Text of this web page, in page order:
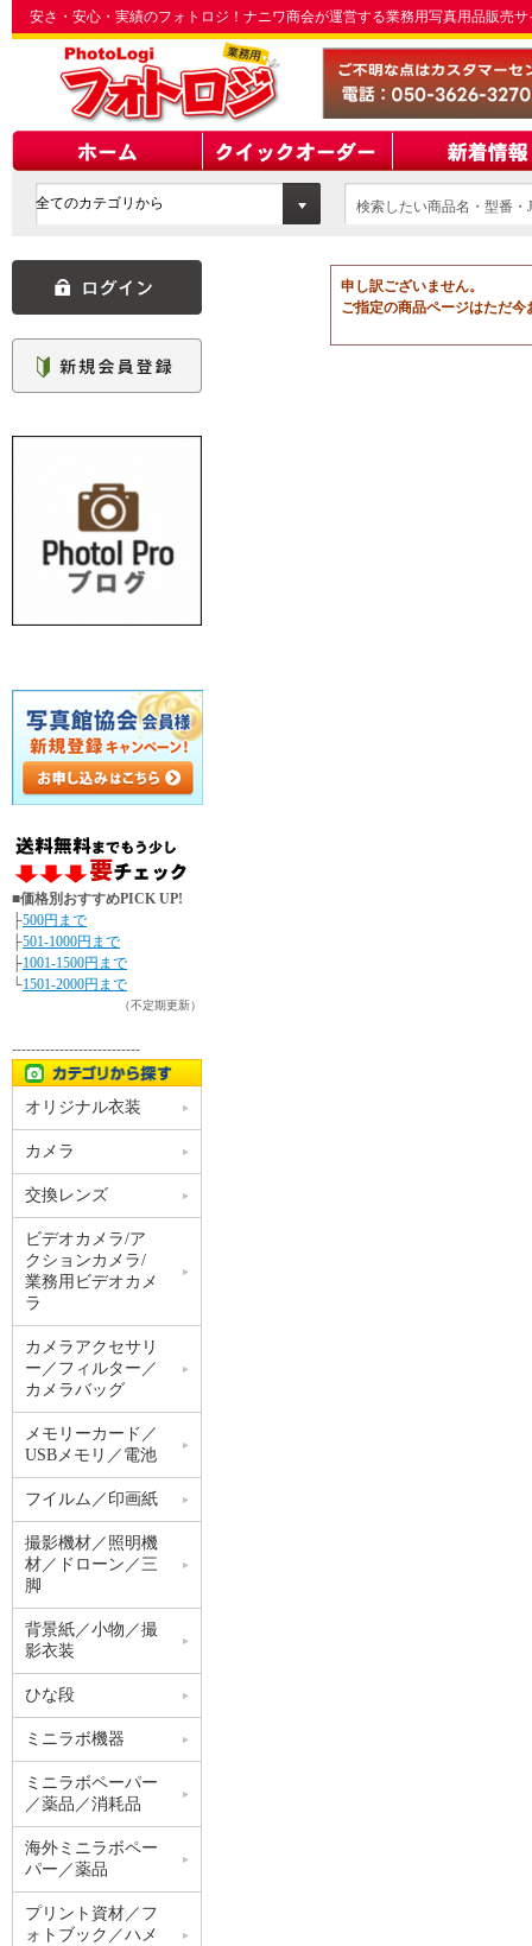
安さ・安心・実績のフォトロジ！ナニワ商会が運営する業務用写真用品販売
検索したい商品名・型番
申し訳ございません。
ご指定の商品ページはただ
■価格別おすすめPICK UP!
├500円まで
├501-1000円まで
├1001-1500円まで
└1501-2000円まで
（不定期更新）
---------------------------
オリジナル衣装
カメラ
交換レンズ
ビデオカメラ/ア
クションカメラ/
業務用ビデオカメ
ラ
カメラアクセサリ
ー／フィルター／
カメラバッグ
メモリーカード／
USBメモリ／電池
フイルム／印画紙
撮影機材／照明機
材／ドローン／三
脚
背景紙／小物／撮
影衣装
ひな段
ミニラボ機器
ミニラボペーパー
／薬品／消耗品
海外ミニラボペー
パー／薬品
プリント資材／フ
ォトブック／ハメ